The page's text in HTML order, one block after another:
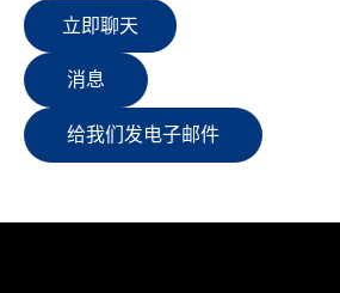
立即聊天
消息
给我们发电子邮件